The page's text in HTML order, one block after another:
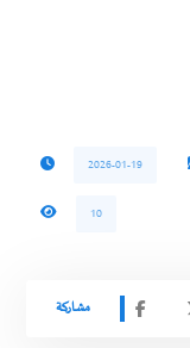
2026-01-19
10